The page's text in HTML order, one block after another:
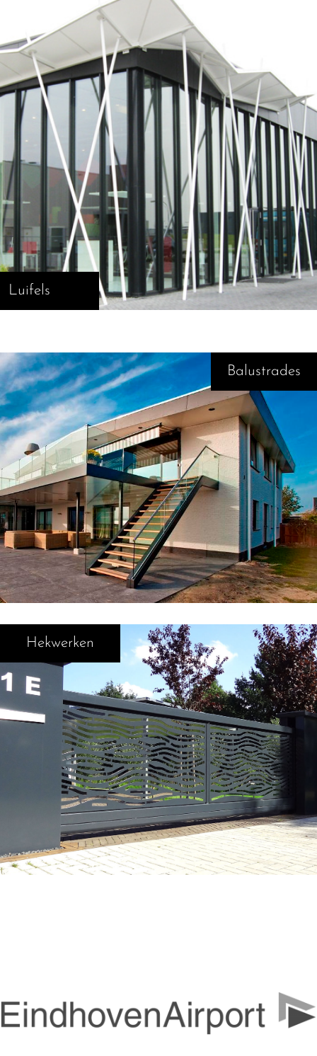
Luifels
Balustrades
Hekwerken